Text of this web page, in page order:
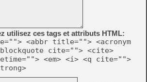
utilisez ces tags et attributs HTML:
<abbr title=""> <acronym
cite=""> <cite>
<em> <i> <q cite="">